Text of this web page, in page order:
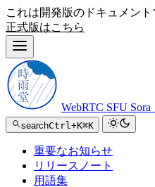
これは開発版のドキュメント
正式版はこちら
WebRTC SFU
searchCtrl+K⌘K
重要なお知らせ
リリースノート
用語集